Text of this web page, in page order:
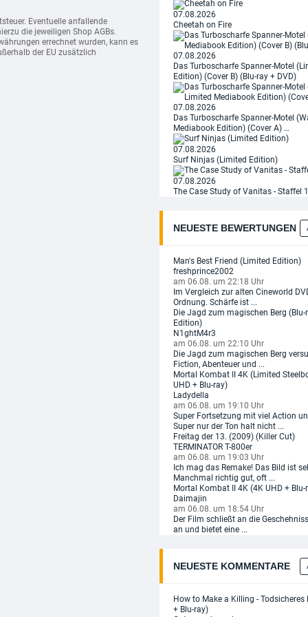
Eventuelle anfallende
die jeweiligen Shop AGBs.
errechnet wurden, kann es
der EU zusätzlich
07.08.2026
Cheetah on Fire
07.08.2026
Das Turboscharfe Spanner-Motel
Edition) (Cover B) (Blu-ray + DVD)
07.08.2026
Das Turboscharfe Spanner-Motel
Mediabook Edition) (Cover A) …
07.08.2026
Surf Ninjas (Limited Edition)
07.08.2026
The Case Study of Vanitas - Staffel
NEUESTE BEWERTUNGEN
Man's Best Friend (Limited Edition)
freshprince2002
am 06.08. um 22:18 Uhr
Im Vergleich zur alten Cineworld
Ordnung. Schärfe ist ...
Die Jagd zum magischen Berg (Blu-
Edition)
N1ghtM4r3
am 06.08. um 22:10 Uhr
Die Jagd zum magischen Berg
Fiction, Abenteuer und ...
Mortal Kombat II 4K (Limited
UHD + Blu-ray)
Ladydella
am 06.08. um 19:10 Uhr
Super Fortsetzung mit viel Action
Super nur der Ton halt nicht ...
Freitag der 13. (2009) (Killer Cut)
TERMINATOR T-800er
am 06.08. um 19:03 Uhr
Ich mag das Remake! Das Bild ist
Manchmal richtig gut, oft ...
Mortal Kombat II 4K (4K UHD + Blu-
Daimajin
am 06.08. um 18:54 Uhr
Der Film schließt an die
an und bietet eine ...
NEUESTE KOMMENTARE
How to Make a Killing - Todsicheres
+ Blu-ray)